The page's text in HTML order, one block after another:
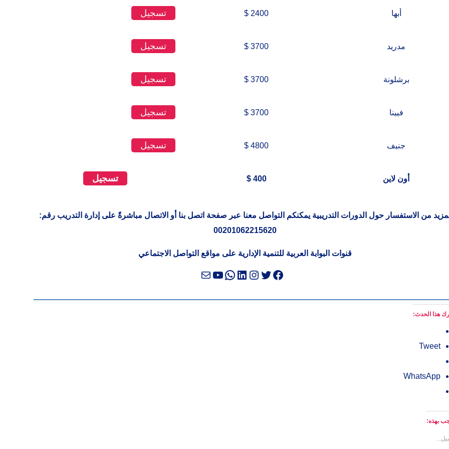
أبها 2400 $ تسجيل
مدريد 3700 $ تسجيل
برشلونة 3700 $ تسجيل
فيينا 3700 $ تسجيل
جنيف 4800 $ تسجيل
أون لاين 400 $ تسجيل
من الاستفسار حول الدورات التدريبية يمكنكم التواصل معنا عبر صفحة اتصل بنا أو الاتصال مباشرةً على إدارة التدريب رقم:
00201062215620
قنوات البوابة العربية للتنمية الإدارية على مواقع التواصل الاجتماعي
فيسبوك
تويترإنستجرام
لينكد إنواتساب
يوتيوب
بريد
هذا الحدث:
Tweet
WhatsApp
بهذه: